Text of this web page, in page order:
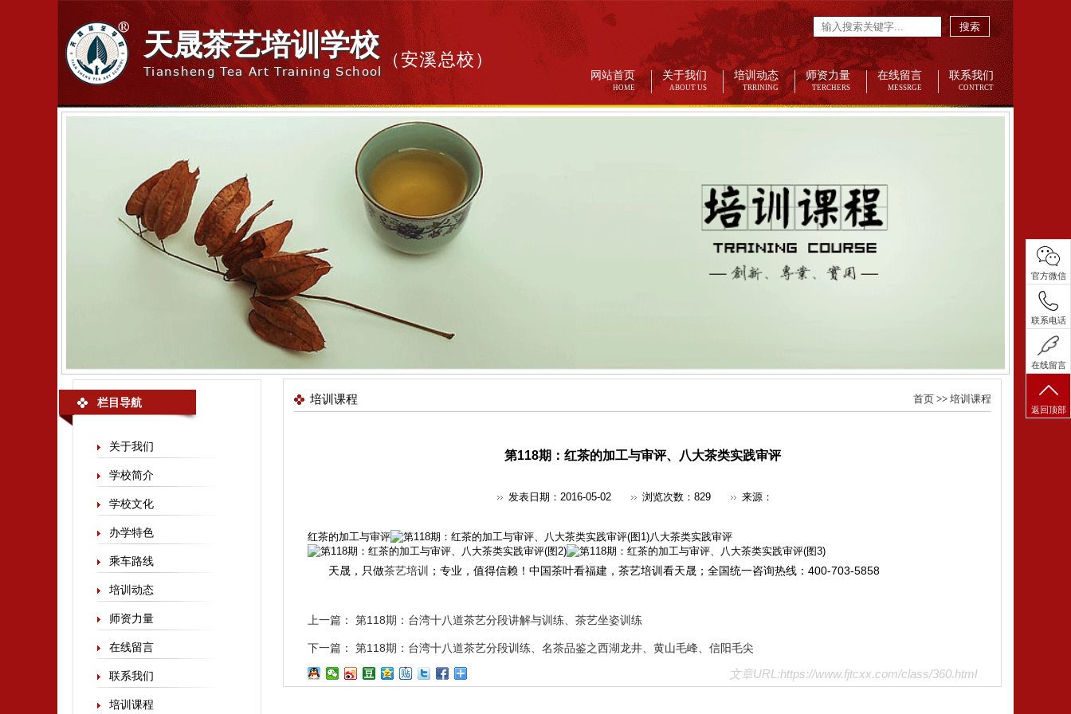
天晟茶艺培训学校
Tiansheng Tea Art Training School
（安溪总校）
网站首页
HOME
关于我们
ABOUT US
培训动态
TRRINING
师资力量
TERCHERS
在线留言
MESSRGE
联系我们
CONTRCT
搜索
栏目导航
关于我们
学校简介
学校文化
办学特色
乘车路线
培训动态
师资力量
在线留言
联系我们
培训课程
首页>> 培训课程
培训课程
第118期：红茶的加工与审评、八大茶类实践审评
发表日期：2016-05-02 浏览次数： 829 来源：
红茶的加工与审评 八大茶类实践审评
天晟，只做茶艺培训 ；专业，值得信赖！中国茶叶看福建，茶艺培训看天晟；全国统一咨询热线： 400-703-5858
上一篇： 第118期：台湾十八道茶艺分段讲解与训练、茶艺坐姿训练
下一篇： 第118期：台湾十八道茶艺分段训练、名茶品鉴之西湖龙井、黄山毛峰、信阳毛尖
文章URL:https://www.fjtcxx.com/class/360.html
官方微信
联系电话
在线留言
返回顶部